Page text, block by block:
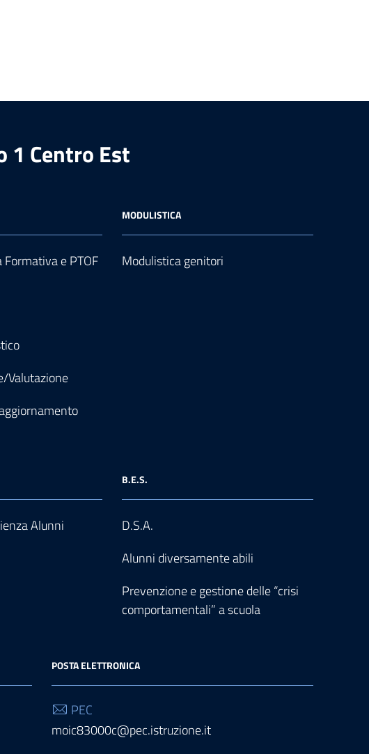
1 Centro Est
e PTOF
Valutazione
MODULISTICA
Modulistica genitori
Alunni
B.E.S.
D.S.A.
Alunni diversamente abili
Prevenzione e gestione delle “crisi
comportamentali” a scuola
POSTA ELETTRONICA
PEC
moic83000c@pec.istruzione.it